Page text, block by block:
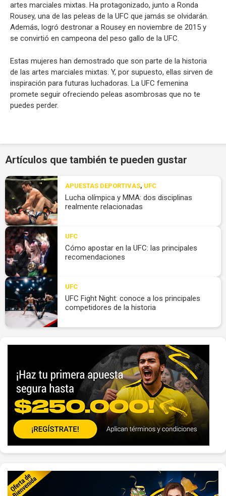
artes marciales mixtas. Ha protagonizado, junto a Ronda
Rousey, una de las peleas de la UFC que jamás se olvidarán.
Además, logró destronar a Rousey en noviembre de 2015 y
se convirtió en campeona del peso gallo de la UFC.
Estas mujeres han demostrado que son parte de la historia
de las artes marciales mixtas. Y, por supuesto, ellas sirven de
inspiración para futuras luchadoras. La UFC femenina
promete seguir ofreciendo peleas asombrosas que no te
puedes perder.
Artículos que también te pueden gustar
APUESTAS DEPORTIVAS, UFC
Lucha olímpica y MMA: dos disciplinas
realmente relacionadas
UFC
Cómo apostar en la UFC: las principales
recomendaciones
UFC
UFC Fight Night: conoce a los principales
competidores de la historia